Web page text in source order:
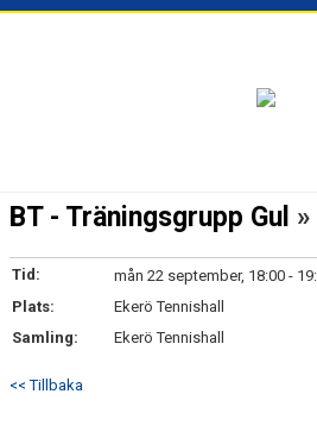
BILDGALLERI
BT - Träningsgrupp Gul
Tid:
mån 22 september, 18:00 -
Plats:
Ekerö Tennishall
Samling:
Ekerö Tennishall
<< Tillbaka